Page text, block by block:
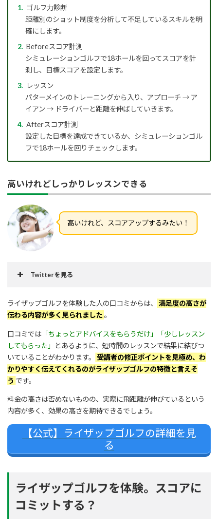
ゴルフ力診断
距離別のショット制度を分析して不足しているスキルを明
確にします。
Beforeスコア計測
シミュレーションゴルフで18ホールを回ってスコアを計
測し、目標スコアを設定します。
レッスン
パターメインのトレーニングから入り、アプローチ → ア
イアン → ドライバーと距離を伸ばしていきます。
Afterスコア計測
設定した目標を達成できているか、シミュレーションゴル
フで18ホールを回りチェックします。
高いけれどしっかりレッスンできる
高いけれど、スコアアップするみたい！
Twitterを見る
#RIZAPゴルフ
プ#ライザップ紹介 #優待 #ダイエット#ライザップゴルフ#ゴル
フレッスン
#RIZAP
January 13, 2020
ライザップゴルフを体験した人の口コミからは、
満足度の高さが
伝わる内容が多く見られました。
口コミでは 「ちょっとアドバイスをもらうだけ」「少しレッスン
してもらった」
とあるように、短時間のレッスンで結果に結びつ
いていることがわかります。
受講者の修正ポイントを見極め、わ
かりやすく伝えてくれるのがライザップゴルフの特徴と言えそ
う です。
料金の高さは否めないものの、実際に飛距離が伸びているという
内容が多く、効果の高さを期待できるでしょう。
【公式】ライザップゴルフの詳細を見
る
ライザップゴルフを体験。スコアに
コミットする？